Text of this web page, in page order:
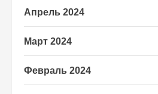
Апрель 2024
Март 2024
Февраль 2024